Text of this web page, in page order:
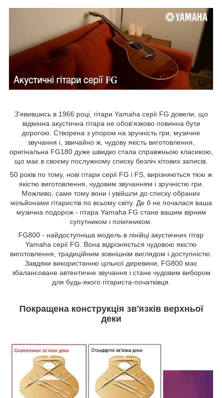
З'явившись в 1966 році, гітари Yamaha серії FG довели, що
відмінна акустична гітара не обов'язково повинна бути
дорогою. Створена з упором на зручність гри, музичне
звучання і, звичайно ж, чудову якість виготовлення,
оригінальна FG180 дуже швидко стала справжньою класикою,
що має в своєму послужному списку безліч хітових записів.
50 років по тому, нові гітари серії FG і FS, вирізняються тією ж
якістю виготовлення, чудовим звучанням і зручністю гри.
Можливо, саме тому вони і увійшли до списку обраних
мільйонами гітаристів по всьому світу. Де б не почалася ваша
музична подорож - гітара Yamaha FG стане вашим вірним
супутником і помічником.
FG800 - найдоступніша модель в лінійці акустичних гітар
Yamaha серії FG. Вона відрізняється чудовою якістю
виготовлення, традиційним зовнішнім виглядом і доступністю.
Завдяки використанню цільної деревини, FG800 має
збалансоване автентичне звучання і стане чудовим вибором
для будь-якого гітариста-початківця.
Покращена конструкція зв'язків верхньої
деки